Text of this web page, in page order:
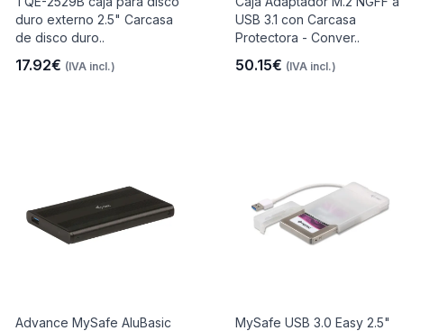
duro externo 2.5" Carcasa
de disco duro..
17.92€ (IVA incl.)
USB 3.1 con Carcasa
Protectora - Conver..
50.15€ (IVA incl.)
Advance MySafe AluBasic
MySafe USB 3.0 Easy 2.5"